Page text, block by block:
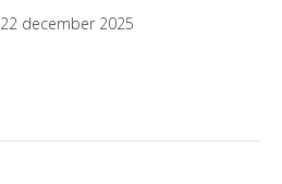
22 december 2025